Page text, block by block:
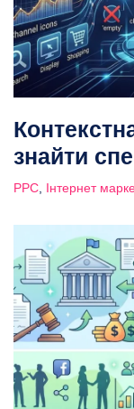
знайти
PPC Інтернет